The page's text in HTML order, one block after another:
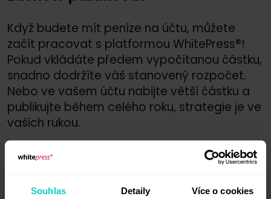
Souhlas Detaily Více o cookies
Když budete mít peníze na účtu, můžete
začít pracovat s platformou WhitePress®!
Pokud vkládáte předem vypočítanou částku,
snadno dodržíte váš stanovený rozpočet.
Nebo ve vašem účtu nabijte větší částku a
publikujte během celého roku, strategie je ve
vašich rukou.